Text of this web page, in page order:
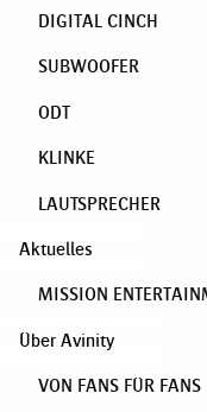
DIGITAL CINCH
SUBWOOFER
ODT
KLINKE
LAUTSPRECHER
Aktuelles
MISSION
Über Avinity
VON FANS FÜR FANS